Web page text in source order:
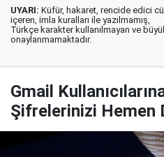
UYARI: Küfür, hakaret, rencide edici
içeren, imla kuralları ile yazılmamış,
Türkçe karakter kullanılmayan ve
onaylanmamaktadır.
Gmail
Şifrelerinizi Hemen